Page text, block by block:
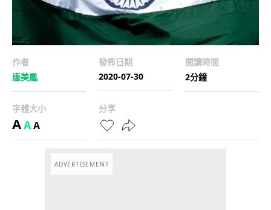
作者
唐美鳳
發佈日期
2020-07-30
閱讀時間
2分鐘
字體大小
AAA
分享
ADVERTISEMENT